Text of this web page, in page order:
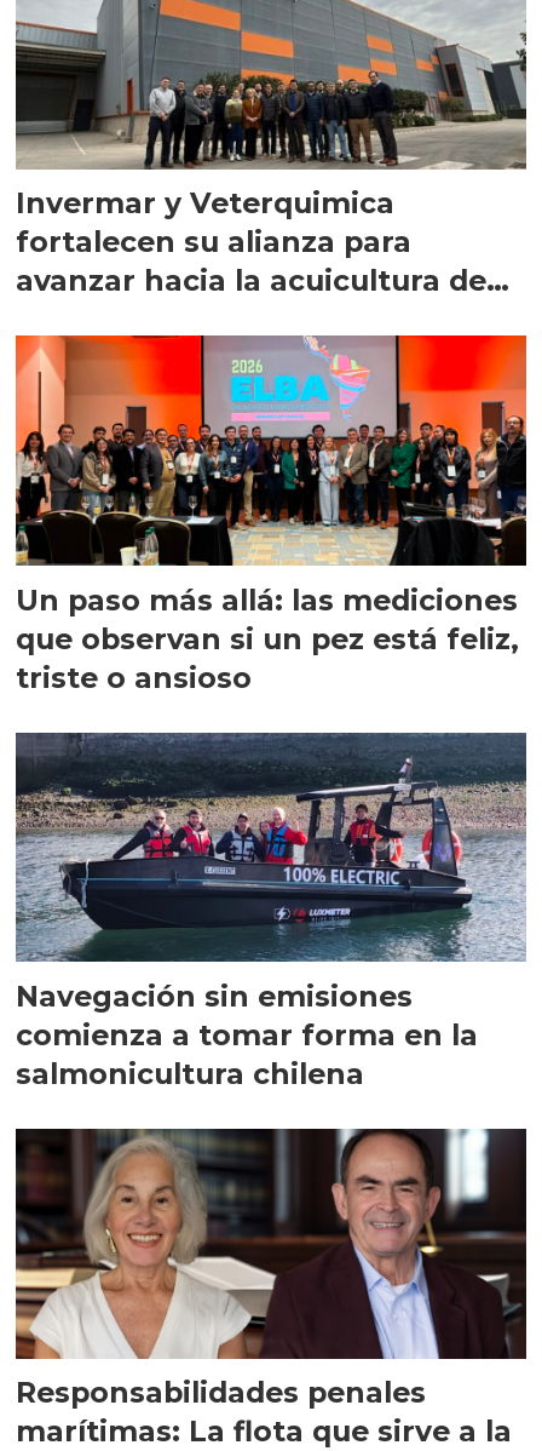
Invermar y Veterquimica
fortalecen su alianza para
avanzar hacia la acuicultura de
Un paso más allá: las mediciones
que observan si un pez está feliz,
triste o ansioso
Navegación sin emisiones
comienza a tomar forma en la
salmonicultura chilena
Responsabilidades penales
marítimas: La flota que sirve a la